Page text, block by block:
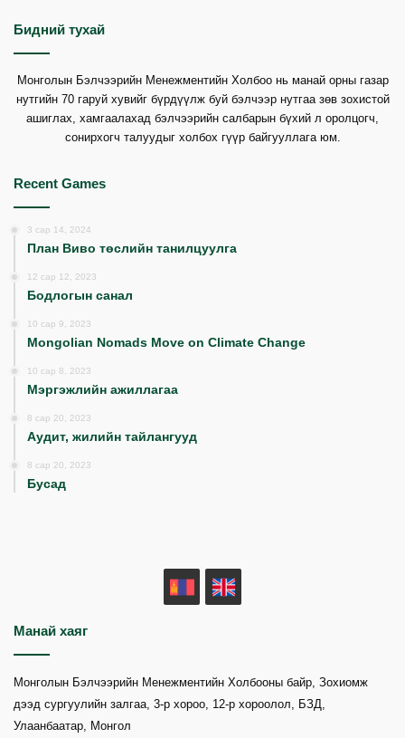
Бидний тухай
Монголын Бэлчээрийн Менежментийн Холбоо нь манай орны газар
нутгийн 70 гаруй хувийг бүрдүүлж буй бэлчээр нутгаа зөв зохистой
ашиглах, хамгаалахад бэлчээрийн салбарын бүхий л оролцогч,
сонирхогч талуудыг холбох гүүр байгууллага юм.
Recent Games
3 сар 14, 2024
План Виво төслийн танилцуулга
12 сар 12, 2023
Бодлогын санал
10 сар 9, 2023
Mongolian Nomads Move on Climate Change
10 сар 8, 2023
Мэргэжлийн ажиллагаа
8 сар 20, 2023
Аудит, жилийн тайлангууд
8 сар 20, 2023
Бусад
MN
Манай хаяг
Монголын Бэлчээрийн Менежментийн Холбооны байр, Зохиомж
дээд сургуулийн залгаа, 3-р хороо, 12-р хороолол, БЗД,
Улаанбаатар, Монгол